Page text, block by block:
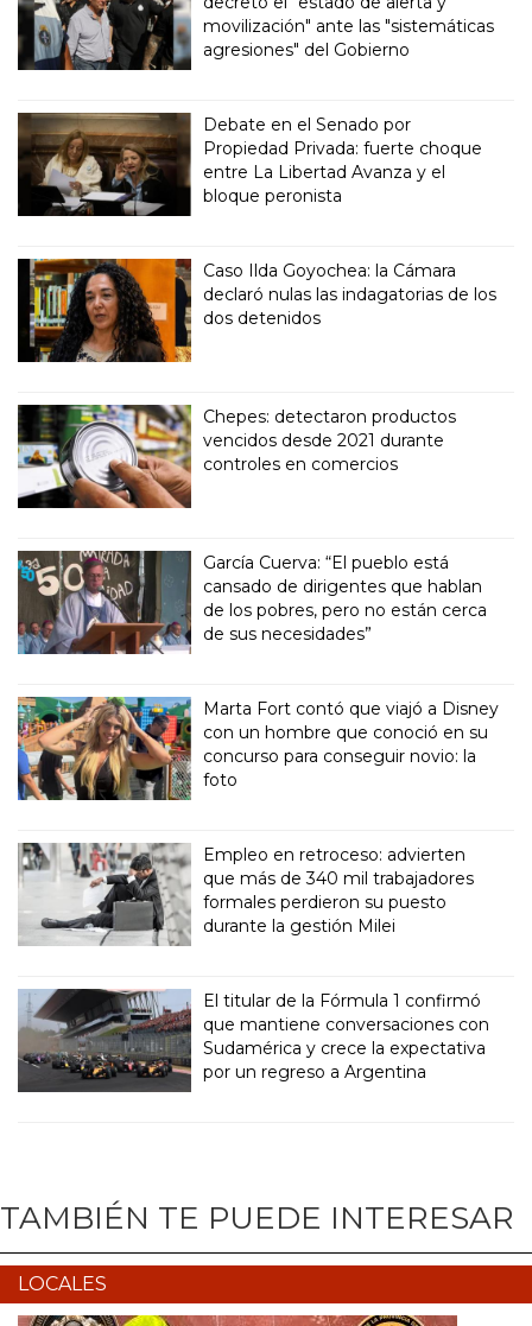
movilización" ante las "sistemáticas
agresiones" del Gobierno
Debate en el Senado por
Propiedad Privada: fuerte choque
entre La Libertad Avanza y el
bloque peronista
Caso Ilda Goyochea: la Cámara
declaró nulas las indagatorias de los
dos detenidos
Chepes: detectaron productos
vencidos desde 2021 durante
controles en comercios
García Cuerva: “El pueblo está
cansado de dirigentes que hablan
de los pobres, pero no están cerca
de sus necesidades”
Marta Fort contó que viajó a Disney
con un hombre que conoció en su
concurso para conseguir novio: la
foto
Empleo en retroceso: advierten
que más de 340 mil trabajadores
formales perdieron su puesto
durante la gestión Milei
El titular de la Fórmula 1 confirmó
que mantiene conversaciones con
Sudamérica y crece la expectativa
por un regreso a Argentina
TAMBIÉN TE PUEDE INTERESAR
LOCALES